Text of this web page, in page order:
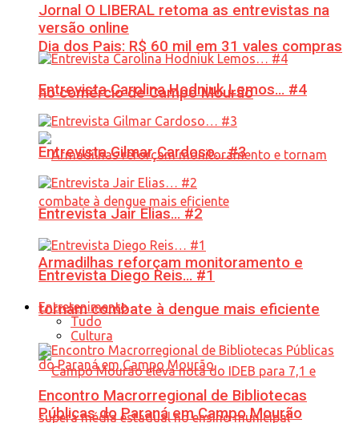
Dia dos Pais: R$ 60 mil em 31 vales compras
no comércio de Campo Mourão
Armadilhas reforçam monitoramento e
tornam combate à dengue mais eficiente
Jornal O LIBERAL retoma as entrevistas na
versão online
Entrevista Carolina Hodniuk Lemos… #4
Entrevista Gilmar Cardoso… #3
Entrevista Jair Elias… #2
Entrevista Diego Reis… #1
Entretenimento
Tudo
Cultura
Encontro Macrorregional de Bibliotecas
Públicas do Paraná em Campo Mourão